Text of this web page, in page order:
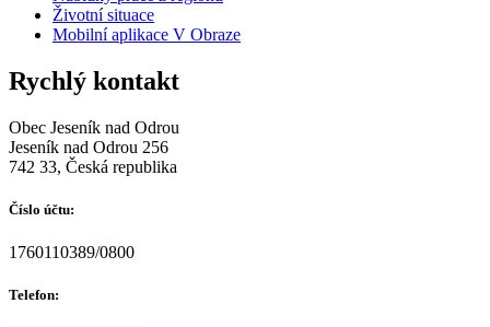
Životní situace
Mobilní aplikace V Obraze
Rychlý kontakt
Obec Jeseník nad Odrou
Jeseník nad Odrou 256
742 33, Česká republika
Číslo účtu:
1760110389/0800
Telefon: